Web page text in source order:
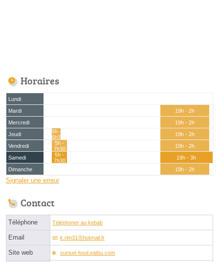
Horaires
Lundi
Mardi
19h - 2h
Mercredi
19h - 2h
Jeudi
5h -
6h30
19h - 2h
Vendredi
5h -
7h30
19h - 2h
Samedi
5h -
7h30
19h - 3h
Dimanche
19h - 2h
Signaler une erreur
Contact
Téléphone Téléphoner au kebab
Email k.rim31ⓐhotmail.fr
Site web sunset-food.eatbu.com